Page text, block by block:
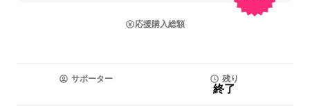
応援購入総額
サポーター 残り
終了